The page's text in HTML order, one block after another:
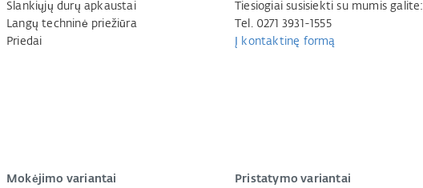
Slankiųjų durų apkaustai
Langų techninė priežiūra
Priedai
Tiesiogiai susisiekti su mumis galite:
Tel. 0271 3931-1555
Į kontaktinę formą
Mokėjimo variantai
Pristatymo variantai